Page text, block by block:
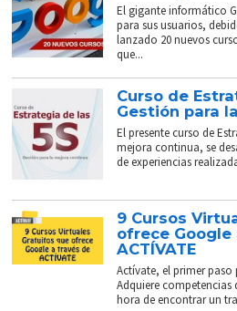
El gigante informático
para sus usuarios,
lanzado 20 nuevos
que...
Curso de
Gestión para
El presente curso de
mejora continua, se
de experiencias
9 Cursos
ofrece
ACTÍVATE
Actívate, el primer
Adquiere competencias
hora de encontrar un